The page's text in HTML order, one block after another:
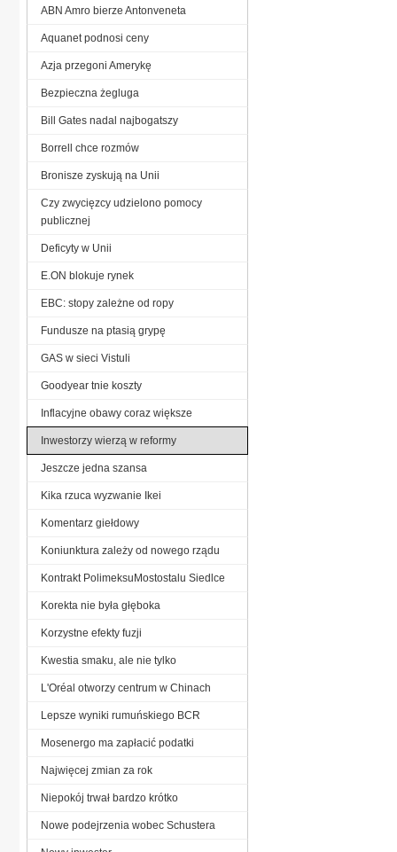
ABN Amro bierze Antonveneta
Aquanet podnosi ceny
Azja przegoni Amerykę
Bezpieczna żegluga
Bill Gates nadal najbogatszy
Borrell chce rozmów
Bronisze zyskują na Unii
Czy zwycięzcy udzielono pomocy
publicznej
Deficyty w Unii
E.ON blokuje rynek
EBC: stopy zależne od ropy
Fundusze na ptasią grypę
GAS w sieci Vistuli
Goodyear tnie koszty
Inflacyjne obawy coraz większe
Inwestorzy wierzą w reformy
Jeszcze jedna szansa
Kika rzuca wyzwanie Ikei
Komentarz giełdowy
Koniunktura zależy od nowego rządu
Kontrakt PolimeksuMostostalu Siedlce
Korekta nie była głęboka
Korzystne efekty fuzji
Kwestia smaku, ale nie tylko
L'Oréal otworzy centrum w Chinach
Lepsze wyniki rumuńskiego BCR
Mosenergo ma zapłacić podatki
Najwięcej zmian za rok
Niepokój trwał bardzo krótko
Nowe podejrzenia wobec Schustera